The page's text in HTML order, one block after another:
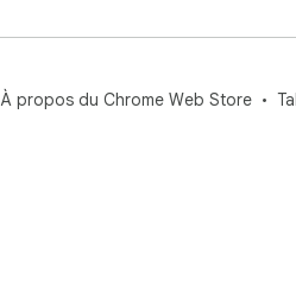
À propos du Chrome Web Store